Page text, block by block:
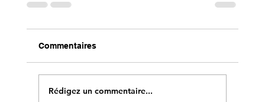
Commentaires
Rédigez un commentaire...